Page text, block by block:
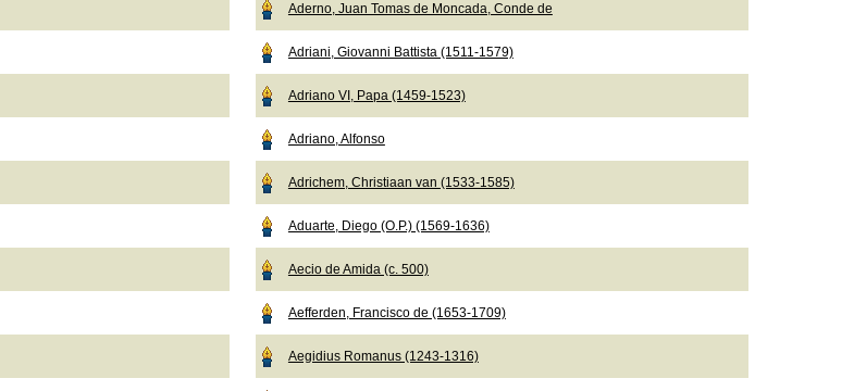
Aderno, Juan Tomas de Moncada, Conde de
Adriani, Giovanni Battista (1511-1579)
Adriano VI, Papa (1459-1523)
Adriano, Alfonso
Adrichem, Christiaan van (1533-1585)
Aduarte, Diego (O.P.) (1569-1636)
Aecio de Amida (c. 500)
Aefferden, Francisco de (1653-1709)
Aegidius Romanus (1243-1316)